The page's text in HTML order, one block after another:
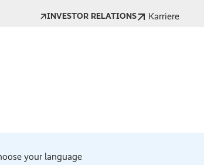
Karriere
INVESTOR RELATIONS
your language *